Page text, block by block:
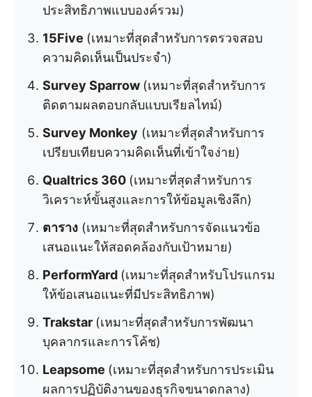
ประสิทธิภาพแบบองค์รวม)
15Five (เหมาะที่สุดสำหรับการตรวจสอบ
ความคิดเห็นเป็นประจำ)
Survey Sparrow (เหมาะที่สุดสำหรับการ
ติดตามผลตอบกลับแบบเรียลไทม์)
Survey Monkey (เหมาะที่สุดสำหรับการ
เปรียบเทียบความคิดเห็นที่เข้าใจง่าย)
Qualtrics 360 (เหมาะที่สุดสำหรับการ
วิเคราะห์ขั้นสูงและการให้ข้อมูลเชิงลึก)
ตาราง (เหมาะที่สุดสำหรับการจัดแนวข้อ
เสนอแนะให้สอดคล้องกับเป้าหมาย)
PerformYard (เหมาะที่สุดสำหรับโปรแกรม
ให้ข้อเสนอแนะที่มีประสิทธิภาพ)
Trakstar (เหมาะที่สุดสำหรับการพัฒนา
บุคลากรและการโค้ช)
Leapsome (เหมาะที่สุดสำหรับการประเมิน
ผลการปฏิบัติงานของธุรกิจขนาดกลาง)